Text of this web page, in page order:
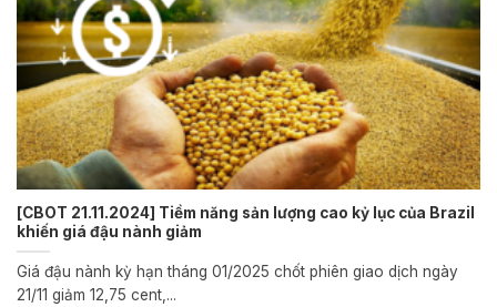
[CBOT 21.11.2024] Tiềm năng sản lượng cao kỷ lục của Brazil
khiến giá đậu nành giảm
Giá đậu nành kỳ hạn tháng 01/2025 chốt phiên giao dịch ngày
21/11 giảm 12,75 cent,...